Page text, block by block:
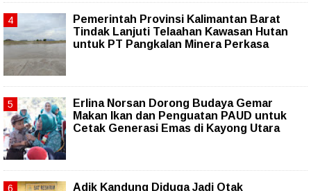
Pemerintah Provinsi Kalimantan Barat
Tindak Lanjuti Telaahan Kawasan Hutan
untuk PT Pangkalan Minera Perkasa
Erlina Norsan Dorong Budaya Gemar
Makan Ikan dan Penguatan PAUD untuk
Cetak Generasi Emas di Kayong Utara
Adik Kandung Diduga Jadi Otak